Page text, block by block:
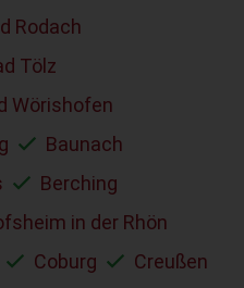
Rodach
Tölz
Wörishofen
Baunach
Berching
in der Rhön
Coburg Creußen